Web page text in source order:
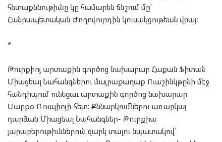
հետաքննութիւնը կը համարեն ճնշում մը՝
Հանրապետական Ժողովուրդին կուսակցութեան վրայ։
*
Թուրքիոյ արտաքին գործոց նախարար Հաքան Ֆիտան
Միացեալ Նահանգներու մայրաքաղաք Ուաշինկթընի մէջ
հանդիպում ունեցաւ արտաքին գործոց նախարար
Մարքօ Ռուպիոյի հետ։ Քննարկումներու առարկայ
դարձան Միացեալ Նահանգներ- Թուրքիա
յարաբերութիւններուն զարկ տալու նպատակով՝